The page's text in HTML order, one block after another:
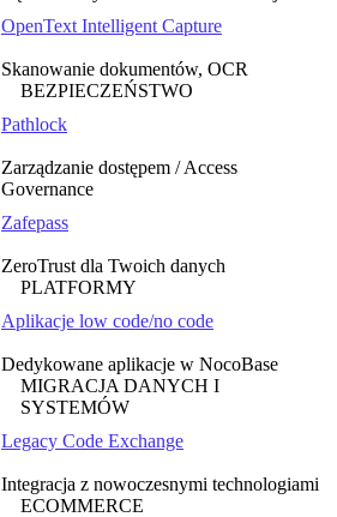
OpenText Intelligent Capture
Skanowanie dokumentów, OCR
BEZPIECZEŃSTWO
Pathlock
Zarządzanie dostępem / Access
Governance
Zafepass
ZeroTrust dla Twoich danych
PLATFORMY
Aplikacje low code/no code
Dedykowane aplikacje w NocoBase
MIGRACJA DANYCH I
SYSTEMÓW
Legacy Code Exchange
Integracja z nowoczesnymi technologiami
ECOMMERCE